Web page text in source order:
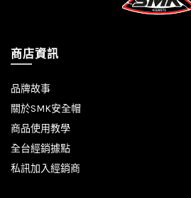
商店資訊
品牌故事
關於SMK安全帽
商品使用教學
全台經銷據點
私訊加入經銷商